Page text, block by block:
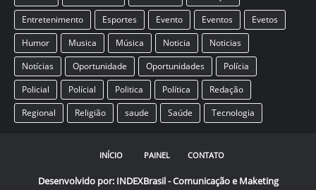
Entretenimento
Esportes Evento Eventos
Evetos
Humor
Musica Música Noticia
Noticias
Notícias
Oportunidade Oportunidades
Polícia
Policial
Polícial Politica Política
Redação
Regional
Religião saude Saúde Tecnologia
INÍCIO PAINEL CONTATO
Desenvolvido por: INDEXBrasil - Comunicação e Maketing